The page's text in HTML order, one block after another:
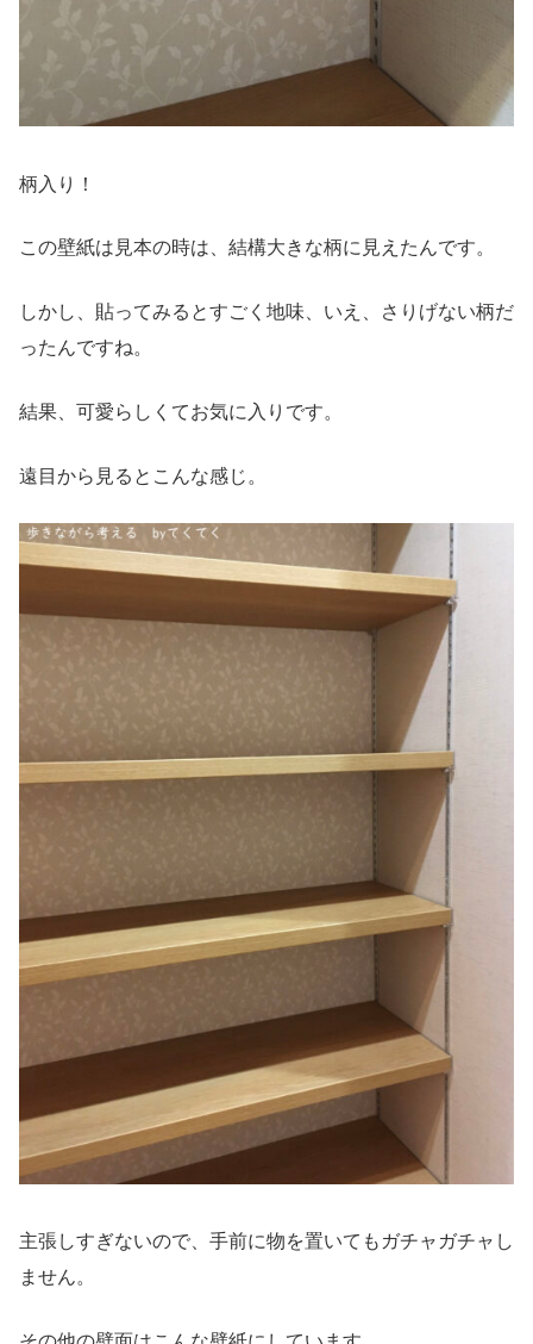
柄入り！
この壁紙は見本の時は、結構大きな柄に見えたんです。
しかし、貼ってみるとすごく地味、いえ、さりげない柄だ
ったんですね。
結果、可愛らしくてお気に入りです。
遠目から見るとこんな感じ。
主張しすぎないので、手前に物を置いてもガチャガチャし
ません。